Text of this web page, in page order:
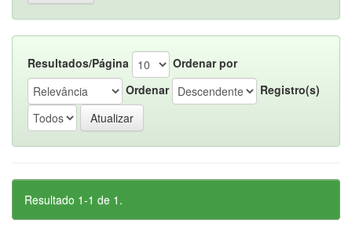
Resultados/Página
Ordenar por
Ordenar
Registro(s)
Resultado 1-1 de 1.